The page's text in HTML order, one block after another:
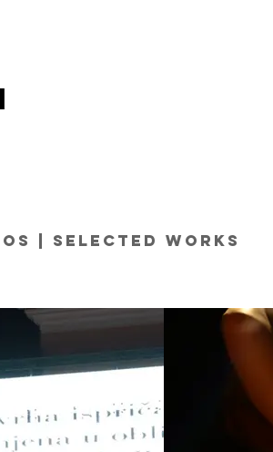
| Selected Works